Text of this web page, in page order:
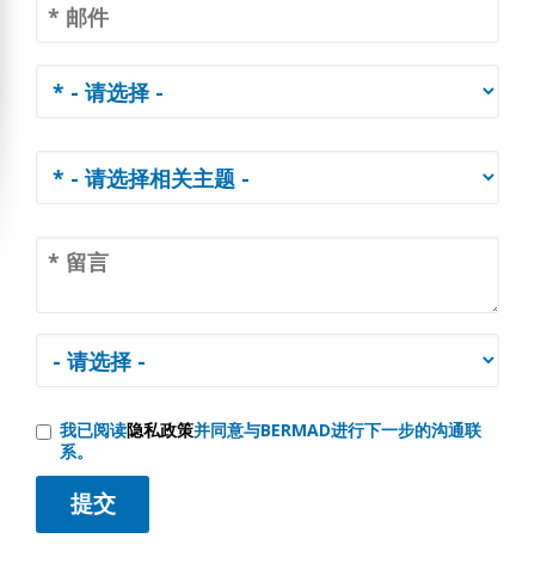
我已阅读隐私政策并同意与BERMAD进行下一步的沟通联
系。